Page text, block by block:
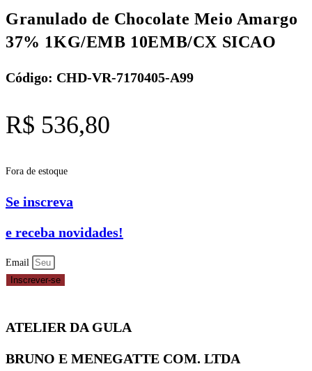
Granulado de Chocolate Meio Amargo
37% 1KG/EMB 10EMB/CX SICAO
Código: CHD-VR-7170405-A99
R$ 536,80
Fora de estoque
Se inscreva
e receba novidades!
Email
Inscrever-se
ATELIER DA GULA
BRUNO E MENEGATTE COM. LTDA